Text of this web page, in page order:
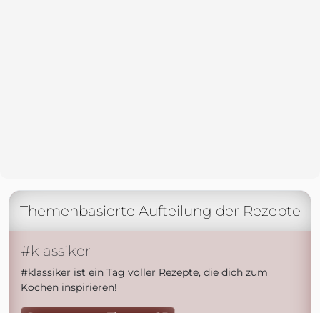
Themenbasierte Aufteilung der Rezepte
#klassiker
#klassiker ist ein Tag voller Rezepte, die dich zum
Kochen inspirieren!